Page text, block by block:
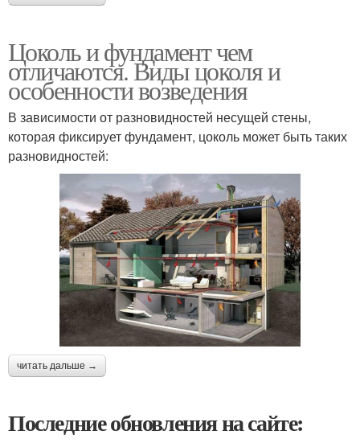
Цоколь и фундамент чем
отличаются. Виды цоколя и
особенности возведения
В зависимости от разновидностей несущей стены,
которая фиксирует фундамент, цоколь может быть таких
разновидностей:
читать дальше →
Последние обновления на сайте: